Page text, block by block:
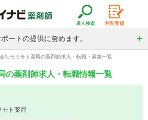
ートの提供に努めます。
社モリモト薬局の薬剤師求人・転職・募集一覧
の薬剤師求人・転職情報一覧
モト薬局